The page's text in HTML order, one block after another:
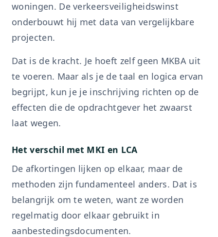
woningen. De verkeersveiligheidswinst
onderbouwt hij met data van vergelijkbare
projecten.
Dat is de kracht. Je hoeft zelf geen MKBA uit
te voeren. Maar als je de taal en logica ervan
begrijpt, kun je je inschrijving richten op de
effecten die de opdrachtgever het zwaarst
laat wegen.
Het verschil met MKI en LCA
De afkortingen lijken op elkaar, maar de
methoden zijn fundamenteel anders. Dat is
belangrijk om te weten, want ze worden
regelmatig door elkaar gebruikt in
aanbestedingsdocumenten.